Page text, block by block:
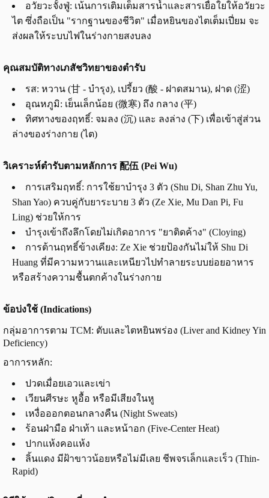
อวัยวะจั้งฟู่: เน้นการเติมเต็มสารน้ำและสารเยื่อใยให้อวัยวะ
ไต ซึ่งถือเป็น "รากฐานของชีวิต" เมื่อหยินของไตเต็มเปี่ยม จะ
ส่งผลให้ระบบไฟในร่างกายสงบลง
คุณสมบัติทางเภสัชวิทยาของตำรับ
รส: หวาน (甘 - บำรุง), เปรี้ยว (酸 - ฝาดสมาน), ฝาด (涩)
อุณหภูมิ: เย็นเล็กน้อย (微寒) ถึง กลาง (平)
ทิศทางของฤทธิ์: จมลง (沉) และ ลงล่าง (下) เพื่อเข้าสู่ส่วน
ล่างของร่างกาย (ไต)
วิเคราะห์ตำรับตามหลักการ 配伍 (Pei Wu)
การเสริมฤทธิ์: การใช้ยาบำรุง 3 ตัว (Shu Di, Shan Zhu Yu,
Shan Yao) ควบคู่กับยาระบาย 3 ตัว (Ze Xie, Mu Dan Pi, Fu
Ling) ช่วยให้การ
บำรุงเข้าถึงลึกโดยไม่เกิดอาการ "ยาติดค้าง" (Cloying)
การต้านฤทธิ์ข้างเคียง: Ze Xie ช่วยป้องกันไม่ให้ Shu Di
Huang ที่มีความหวานและเหนียวไปทำลายระบบย่อยอาหาร
หรือสร้างความชื้นตกค้างในร่างกาย
ข้อบ่งใช้ (Indications)
กลุ่มอาการตาม TCM: ตับและไตหยินพร่อง (Liver and Kidney Yin
Deficiency)
อาการหลัก:
ปวดเมื่อยเอวและเข่า
เวียนศีรษะ หูอื้อ หรือมีเสียงในหู
เหงื่อออกตอนกลางคืน (Night Sweats)
ร้อนฝ่ามือ ฝ่าเท้า และหน้าอก (Five-Center Heat)
ปากแห้งคอแห้ง
ลิ้นแดง มีฝ้าขาวน้อยหรือไม่มีเลย ชีพจรเล็กและเร็ว (Thin-
Rapid)